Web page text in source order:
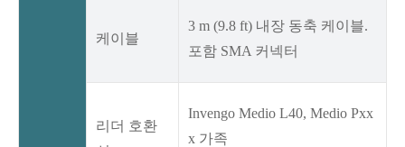
케이블
3 m (9.8 ft) 내장 동축 케이블.
포함 SMA 커넥터
리더 호환
Invengo Medio L40, Medio Pxx
x 가족